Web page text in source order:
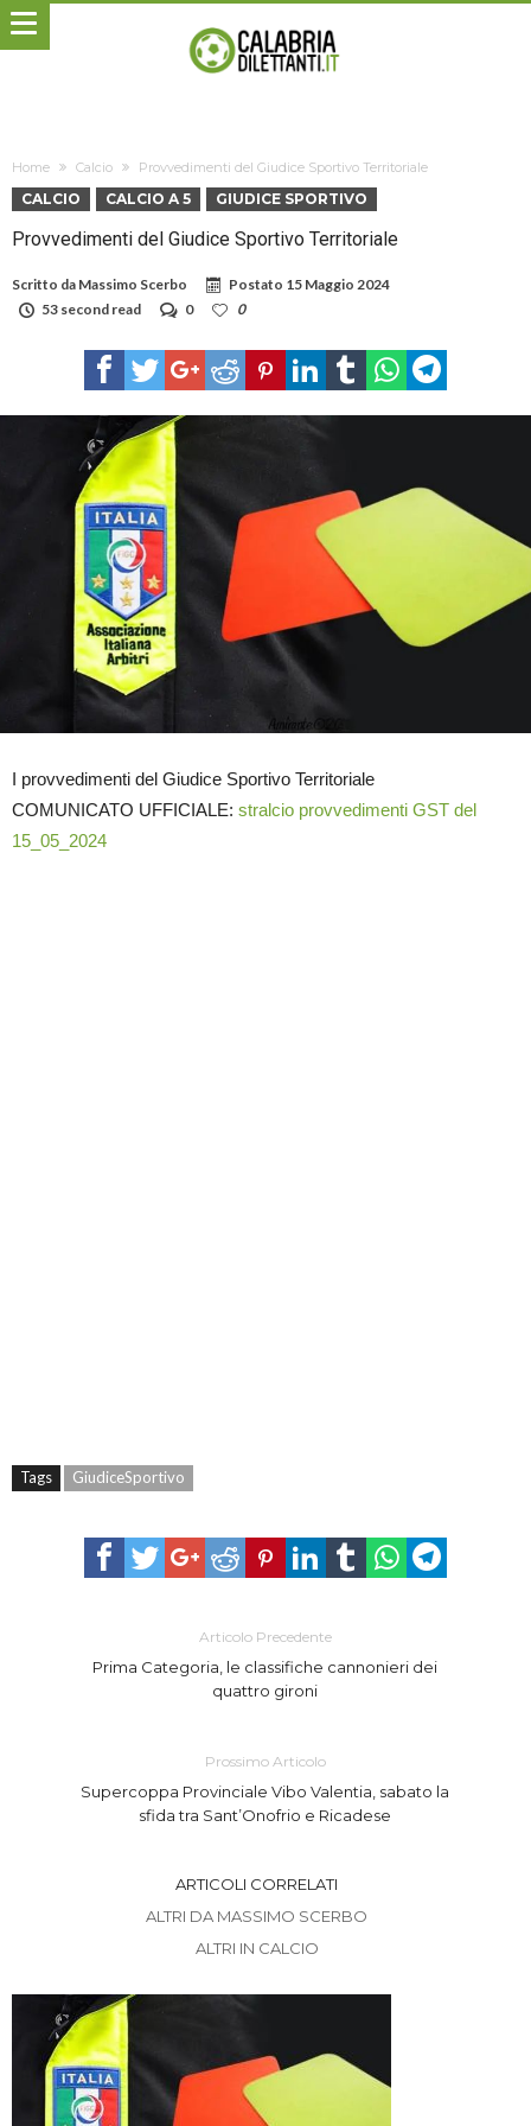
Home Calcio Provvedimenti del Giudice Sportivo Territoriale
CALCIO CALCIO A 5 GIUDICE SPORTIVO
Provvedimenti del Giudice Sportivo Territoriale
Scritto da Massimo Scerbo Postato 15 Maggio 2024
53 second read
0 0
I provvedimenti del Giudice Sportivo Territoriale
COMUNICATO UFFICIALE: stralcio provvedimenti GST del
15_05_2024
Tags GiudiceSportivo
Articolo Precedente
Prima Categoria, le classifiche cannonieri dei
quattro gironi
Prossimo Articolo
Supercoppa Provinciale Vibo Valentia, sabato la
sfida tra Sant’Onofrio e Ricadese
ARTICOLI CORRELATI
ALTRI DA MASSIMO SCERBO
ALTRI IN CALCIO